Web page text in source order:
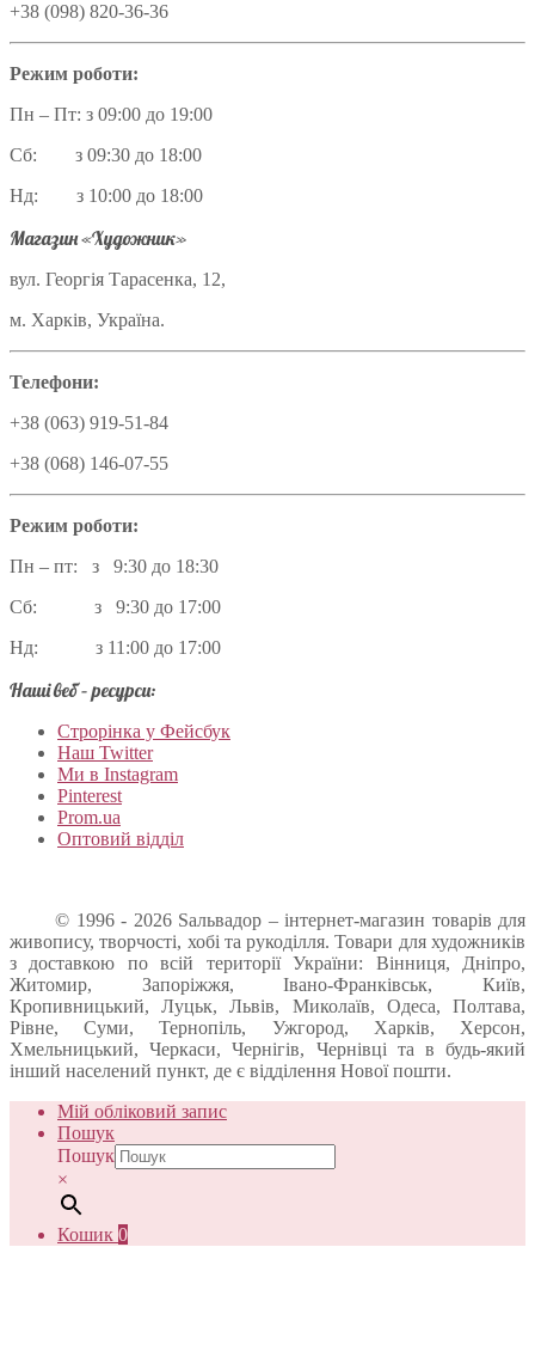
+38 (098) 820-36-36
Режим роботи:
Пн – Пт: з 09:00 до 19:00
Сб: з 09:30 до 18:00
Нд: з 10:00 до 18:00
Магазин «Художник»
вул. Георгія Тарасенка, 12,
м. Харків, Україна.
Телефони:
+38 (063) 919-51-84
+38 (068) 146-07-55
Режим роботи:
Пн – пт: з 9:30 до 18:30
Сб: з 9:30 до 17:00
Нд: з 11:00 до 17:00
Наші веб – ресурси:
Строрінка у Фейсбук
Наш Twitter
Ми в Instagram
Pinterest
Prom.ua
Оптовий відділ
© 1996 - 2026 Sальвадор – інтернет-магазин товарів для
живопису, творчості, хобі та рукоділля. Товари для художників
з доставкою по всій території України: Вінниця, Дніпро,
Житомир, Запоріжжя, Івано-Франківськ, Київ,
Кропивницький, Луцьк, Львів, Миколаїв, Одеса, Полтава,
Рівне, Суми, Тернопіль, Ужгород, Харків, Херсон,
Хмельницький, Черкаси, Чернігів, Чернівці та в будь-який
інший населений пункт, де є відділення Нової пошти.
Мій обліковий запис
Пошук
Пошук
×
Кошик 0